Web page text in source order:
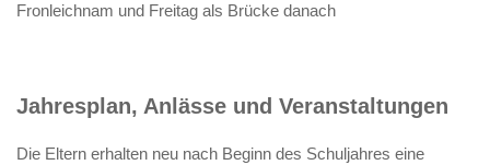
Fronleichnam und Freitag als Brücke danach
Jahresplan, Anlässe und Veranstaltungen
Die Eltern erhalten neu nach Beginn des Schuljahres eine